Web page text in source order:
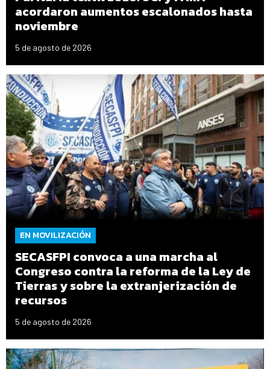
acordaron aumentos escalonados hasta
noviembre
5 de agosto de 2026
EN MOVILIZACIÓN
SECASFPI convoca a una marcha al
Congreso contra la reforma de la Ley de
Tierras y sobre la extranjerización de
recursos
5 de agosto de 2026